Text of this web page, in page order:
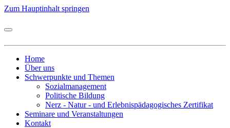
Zum Hauptinhalt springen
Home
Über uns
Schwerpunkte und Themen
Sozialmanagement
Politische Bildung
Nerz - Natur - und Erlebnispädagogisches Zertifikat
Seminare und Veranstaltungen
Kontakt